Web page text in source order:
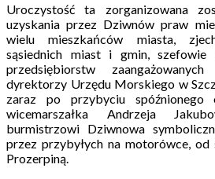
Uroczystość ta zorganizowana
uzyskania przez Dziwnów praw
wielu mieszkańców miasta,
sąsiednich miast i gmin,
przedsiębiorstw
dyrektorzy Urzędu Morskiego w
zaraz po przybyciu
wicemarszałka Andrzeja
burmistrzowi Dziwnowa
przez przybyłych na motorówce,
Prozerpiną.